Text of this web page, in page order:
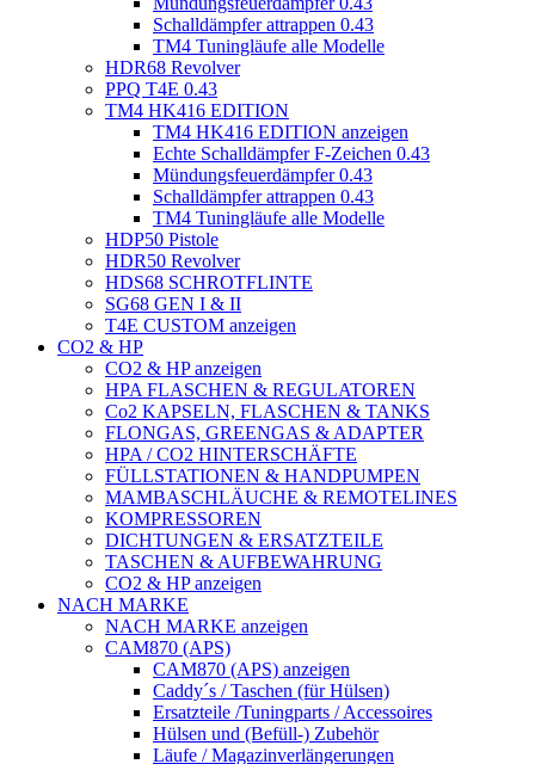
Schalldämpfer attrappen 0.43
TM4 Tuningläufe alle Modelle
HDR68 Revolver
PPQ T4E 0.43
TM4 HK416 EDITION
TM4 HK416 EDITION anzeigen
Echte Schalldämpfer F-Zeichen 0.43
Mündungsfeuerdämpfer 0.43
Schalldämpfer attrappen 0.43
TM4 Tuningläufe alle Modelle
HDP50 Pistole
HDR50 Revolver
HDS68 SCHROTFLINTE
SG68 GEN I & II
T4E CUSTOM anzeigen
CO2 & HP
CO2 & HP anzeigen
HPA FLASCHEN & REGULATOREN
Co2 KAPSELN, FLASCHEN & TANKS
FLONGAS, GREENGAS & ADAPTER
HPA / CO2 HINTERSCHÄFTE
FÜLLSTATIONEN & HANDPUMPEN
MAMBASCHLÄUCHE & REMOTELINES
KOMPRESSOREN
DICHTUNGEN & ERSATZTEILE
TASCHEN & AUFBEWAHRUNG
CO2 & HP anzeigen
NACH MARKE
NACH MARKE anzeigen
CAM870 (APS)
CAM870 (APS) anzeigen
Caddy´s / Taschen (für Hülsen)
Ersatzteile /Tuningparts / Accessoires
Hülsen und (Befüll-) Zubehör
Läufe / Magazinverlängerungen